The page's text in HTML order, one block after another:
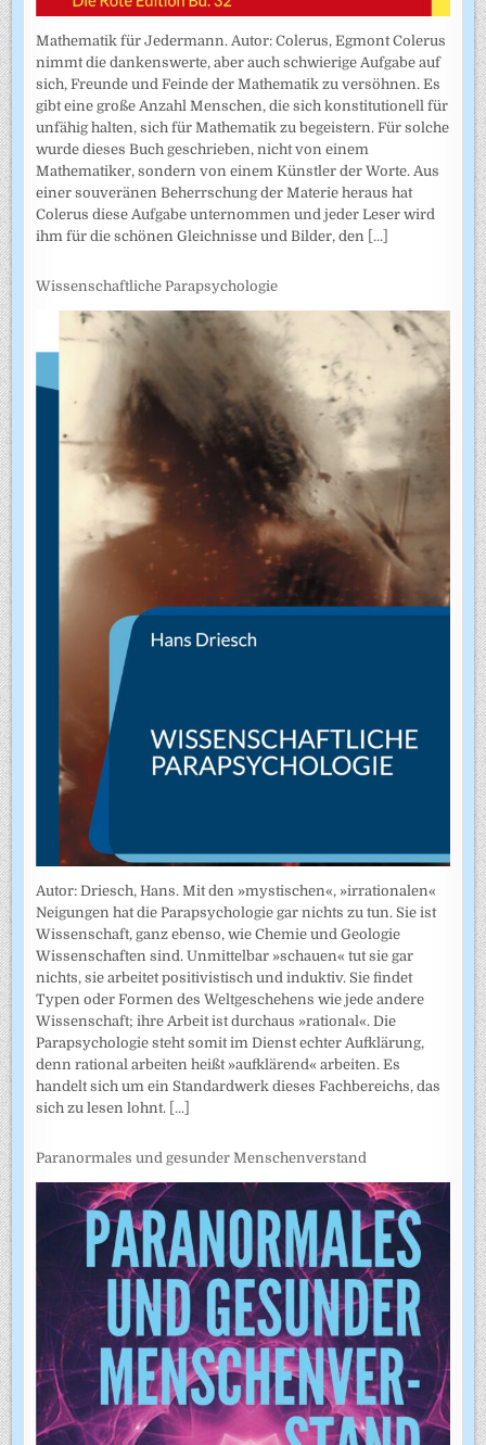
Mathematik für Jedermann. Autor: Colerus, Egmont Colerus
nimmt die dankenswerte, aber auch schwierige Aufgabe auf
sich, Freunde und Feinde der Mathematik zu versöhnen. Es
gibt eine große Anzahl Menschen, die sich konstitutionell für
unfähig halten, sich für Mathematik zu begeistern. Für solche
wurde dieses Buch geschrieben, nicht von einem
Mathematiker, sondern von einem Künstler der Worte. Aus
einer souveränen Beherrschung der Materie heraus hat
Colerus diese Aufgabe unternommen und jeder Leser wird
ihm für die schönen Gleichnisse und Bilder, den [...]
Wissenschaftliche Parapsychologie
Autor: Driesch, Hans. Mit den »mystischen«, »irrationalen«
Neigungen hat die Parapsychologie gar nichts zu tun. Sie ist
Wissenschaft, ganz ebenso, wie Chemie und Geologie
Wissenschaften sind. Unmittelbar »schauen« tut sie gar
nichts, sie arbeitet positivistisch und induktiv. Sie findet
Typen oder Formen des Weltgeschehens wie jede andere
Wissenschaft; ihre Arbeit ist durchaus »rational«. Die
Parapsychologie steht somit im Dienst echter Aufklärung,
denn rational arbeiten heißt »aufklärend« arbeiten. Es
handelt sich um ein Standardwerk dieses Fachbereichs, das
sich zu lesen lohnt. [...]
Paranormales und gesunder Menschenverstand